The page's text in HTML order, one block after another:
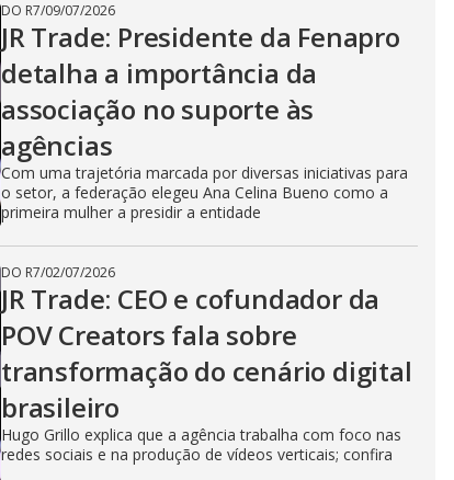
DO R7/09/07/2026
JR Trade: Presidente da Fenapro
detalha a importância da
associação no suporte às
agências
Com uma trajetória marcada por diversas iniciativas para
o setor, a federação elegeu Ana Celina Bueno como a
primeira mulher a presidir a entidade
DO R7/02/07/2026
JR Trade: CEO e cofundador da
POV Creators fala sobre
transformação do cenário digital
brasileiro
Hugo Grillo explica que a agência trabalha com foco nas
redes sociais e na produção de vídeos verticais; confira